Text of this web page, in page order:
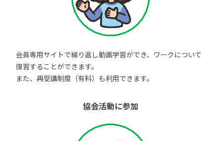
会員専用サイトで繰り返し動画学習ができ、ワークについて
復習することができます。
また、再受講制度（有料）も利用できます。
協会活動に参加